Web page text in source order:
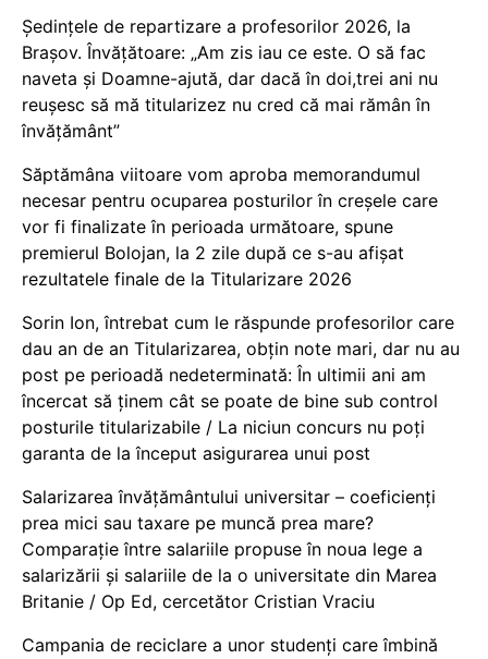
Ședințele de repartizare a profesorilor 2026, la
Brașov. Învățătoare: „Am zis iau ce este. O să fac
naveta și Doamne-ajută, dar dacă în doi,trei ani nu
reușesc să mă titularizez nu cred că mai rămân în
învățământ”
Săptămâna viitoare vom aproba memorandumul
necesar pentru ocuparea posturilor în creșele care
vor fi finalizate în perioada următoare, spune
premierul Bolojan, la 2 zile după ce s-au afișat
rezultatele finale de la Titularizare 2026
Sorin Ion, întrebat cum le răspunde profesorilor care
dau an de an Titularizarea, obțin note mari, dar nu au
post pe perioadă nedeterminată: În ultimii ani am
încercat să ținem cât se poate de bine sub control
posturile titularizabile / La niciun concurs nu poți
garanta de la început asigurarea unui post
Salarizarea învățământului universitar – coeficienți
prea mici sau taxare pe muncă prea mare?
Comparație între salariile propuse în noua lege a
salarizării și salariile de la o universitate din Marea
Britanie / Op Ed, cercetător Cristian Vraciu
Campania de reciclare a unor studenți care îmbină